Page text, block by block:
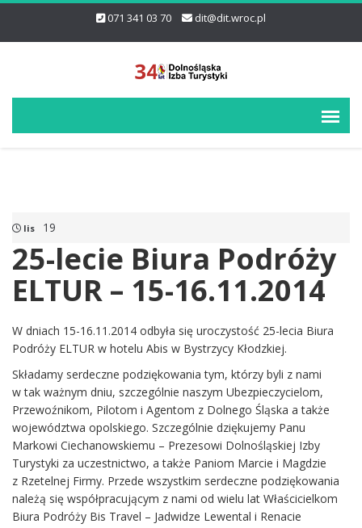
071 341 03 70 dit@dit.wroc.pl
lis 19
25-lecie Biura Podróży
ELTUR – 15-16.11.2014
W dniach 15-16.11.2014 odbyła się uroczystość 25-lecia Biura
Podróży ELTUR w hotelu Abis w Bystrzycy Kłodzkiej.
Składamy serdeczne podziękowania tym, którzy byli z nami
w tak ważnym dniu, szczególnie naszym Ubezpieczycielom,
Przewoźnikom, Pilotom i Agentom z Dolnego Śląska a także
województwa opolskiego. Szczególnie dziękujemy Panu
Markowi Ciechanowskiemu – Prezesowi Dolnośląskiej Izby
Turystyki za uczestnictwo, a także Paniom Marcie i Magdzie
z Rzetelnej Firmy. Przede wszystkim serdeczne podziękowania
należą się współpracującym z nami od wielu lat Właścicielkom
Biura Podróży Bis Travel – Jadwidze Lewental i Renacie